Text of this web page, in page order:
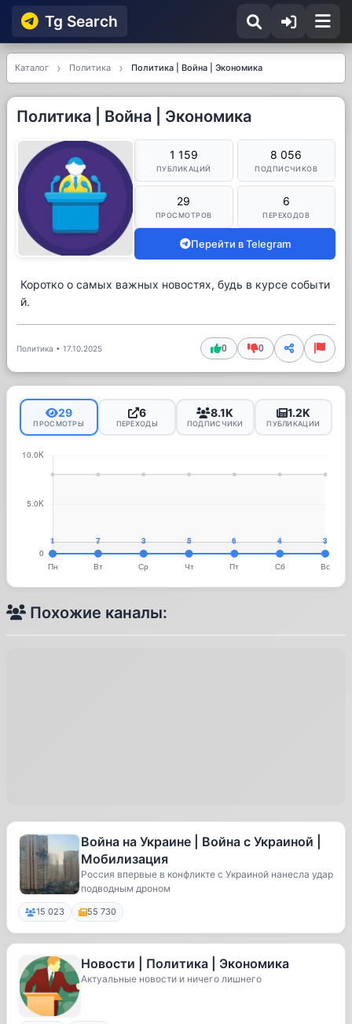
Tg Searсh
Каталог Политика Политика | Война | Экономика
Политика | Война | Экономика
1 159
ПУБЛИКАЦИЙ
8 056
ПОДПИСЧИКОВ
29
ПРОСМОТРОВ
6
ПЕРЕХОДОВ
Перейти в Telegram
Коротко о самых важных новостях, будь в курсе событи
й.
Политика • 17.10.2025 0 0
29
ПРОСМОТРЫ
6
ПЕРЕХОДЫ
8.1K
ПОДПИСЧИКИ
1.2K
ПУБЛИКАЦИИ
Похожие каналы:
Война на Украине | Война с Украиной |
Мобилизация
Россия впервые в конфликте с Украиной нанесла удар
подводным дроном
15 023 55 730
Новости | Политика | Экономика
Актуальные новости и ничего лишнего